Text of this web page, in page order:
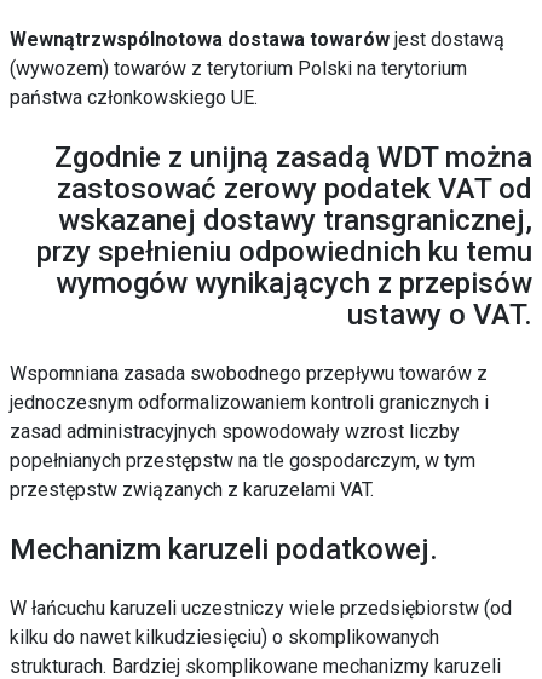
Wewnątrzwspólnotowa dostawa towarów jest dostawą
(wywozem) towarów z terytorium Polski na terytorium
państwa członkowskiego UE.
Zgodnie z unijną zasadą WDT można
zastosować zerowy podatek VAT od
wskazanej dostawy transgranicznej,
przy spełnieniu odpowiednich ku temu
wymogów wynikających z przepisów
ustawy o VAT.
Wspomniana zasada swobodnego przepływu towarów z
jednoczesnym odformalizowaniem kontroli granicznych i
zasad administracyjnych spowodowały wzrost liczby
popełnianych przestępstw na tle gospodarczym, w tym
przestępstw związanych z karuzelami VAT.
Mechanizm karuzeli podatkowej.
W łańcuchu karuzeli uczestniczy wiele przedsiębiorstw (od
kilku do nawet kilkudziesięciu) o skomplikowanych
strukturach. Bardziej skomplikowane mechanizmy karuzeli